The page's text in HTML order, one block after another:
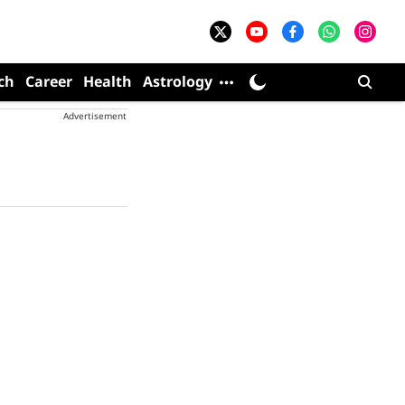
Career Health Astrology
Advertisement